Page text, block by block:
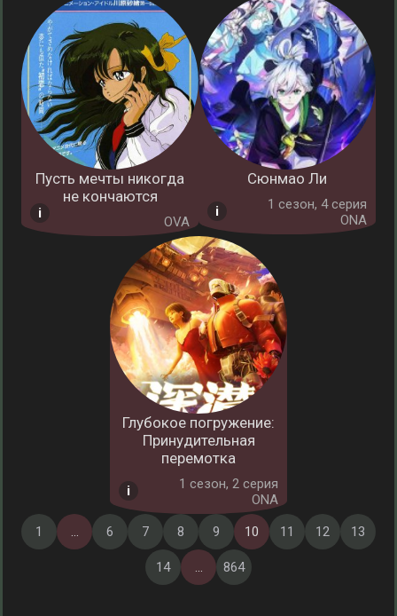
Пусть мечты никогда
не кончаются
OVA
Сюнмао Ли
1 cезон, 4 серия
ONA
Глубокое погружение:
Принудительная
перемотка
1 cезон, 2 серия
ONA
1
... 6 7 8 9 10 11 12 13
14 ... 864